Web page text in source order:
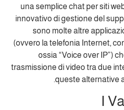
una semplice chat per siti
innovativo di gestione del
sono molte altre
(ovvero la telefonia Internet,
ossia “Voice over IP”)
trasmissione di video tra due
queste alternative
I